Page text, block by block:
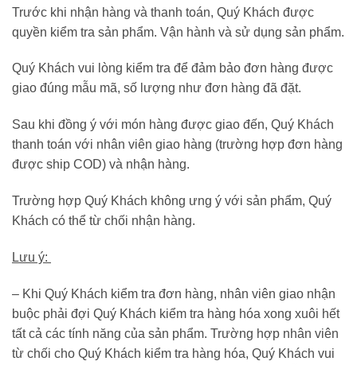
Trước khi nhận hàng và thanh toán, Quý Khách được
quyền kiểm tra sản phẩm. Vận hành và sử dụng sản phẩm.
Quý Khách vui lòng kiểm tra để đảm bảo đơn hàng được
giao đúng mẫu mã, số lượng như đơn hàng đã đặt.
Sau khi đồng ý với món hàng được giao đến, Quý Khách
thanh toán với nhân viên giao hàng (trường hợp đơn hàng
được ship COD) và nhận hàng.
Trường hợp Quý Khách không ưng ý với sản phẩm, Quý
Khách có thể từ chối nhận hàng.
Lưu ý:
– Khi Quý Khách kiểm tra đơn hàng, nhân viên giao nhận
buộc phải đợi Quý Khách kiểm tra hàng hóa xong xuôi hết
tất cả các tính năng của sản phẩm. Trường hợp nhân viên
từ chối cho Quý Khách kiểm tra hàng hóa, Quý Khách vui